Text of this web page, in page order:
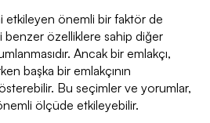
etkileyen önemli bir faktör de
benzer özelliklere sahip diğer
Ancak bir emlakçı,
başka bir emlakçının
Bu seçimler ve yorumlar,
ölçüde etkileyebilir.